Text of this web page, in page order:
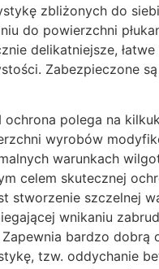
zbliżonych do
do powierzchni
delikatniejsze, łatwe
Zabezpieczone są
ochrona polega na
wyrobów
warunkach
celem skutecznej
stworzenie szczelnej
wnikaniu
bardzo dobrą
tzw. oddychanie